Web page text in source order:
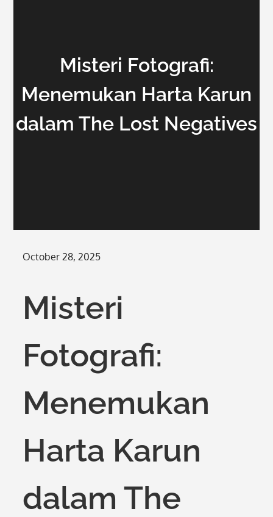
Misteri Fotografi:
Menemukan Harta Karun
dalam The Lost Negatives
Posted
October 28, 2025
Misteri
Fotografi:
Menemukan
Harta Karun
dalam The